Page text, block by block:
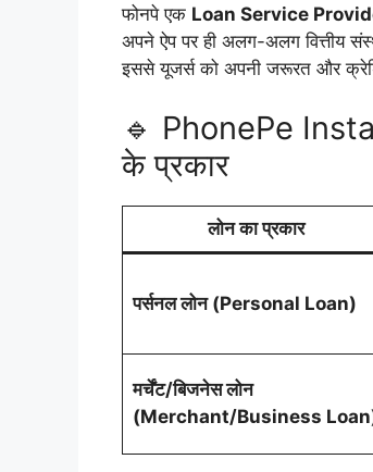
फोनपे एक Loan Service
अपने ऐप पर ही अलग-अलग वित्तीय
इससे यूजर्स को अपनी जरूरत और
🔹 PhonePe
के प्रकार
लोन का प्रकार
पर्सनल लोन (Personal Loan)
मर्चेंट/बिजनेस लोन
(Merchant/Business